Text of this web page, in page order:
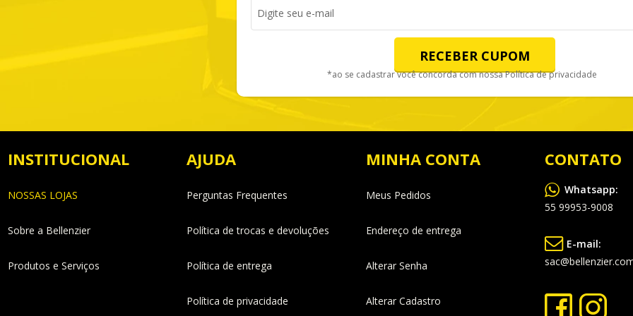
RECEBER CUPOM
*ao se cadastrar você concorda com nossaPolítica de privacidade
INSTITUCIONAL
NOSSAS LOJAS
Sobre a Bellenzier
Produtos e Serviços
AJUDA
Perguntas Frequentes
Política de trocas e devoluções
Política de entrega
Política de privacidade
MINHA CONTA
Meus Pedidos
Endereço de entrega
Alterar Senha
Alterar Cadastro
CONTATO
Whatsapp:
55 99953-9008
E-mail: